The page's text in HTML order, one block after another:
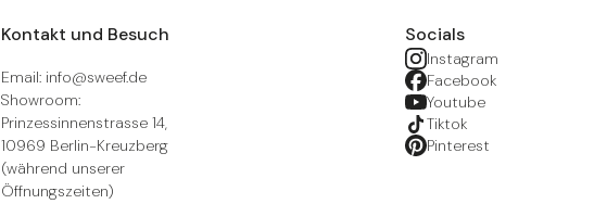
Kontakt und Besuch
Email: info@sweef.de
Showroom:
Prinzessinnenstrasse 14,
10969 Berlin-Kreuzberg
(während unserer
Öffnungszeiten)
Socials
Instagram
Facebook
Youtube
Tiktok
Pinterest